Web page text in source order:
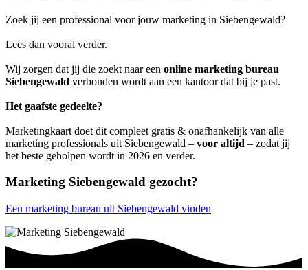
Zoek jij een professional voor jouw marketing in Siebengewald?
Lees dan vooral verder.
Wij zorgen dat jij die zoekt naar een online marketing bureau
Siebengewald verbonden wordt aan een kantoor dat bij je past.
Het gaafste gedeelte?
Marketingkaart doet dit compleet gratis & onafhankelijk van alle
marketing professionals uit Siebengewald – voor altijd – zodat jij
het beste geholpen wordt in 2026 en verder.
Marketing Siebengewald gezocht?
Een marketing bureau uit Siebengewald vinden